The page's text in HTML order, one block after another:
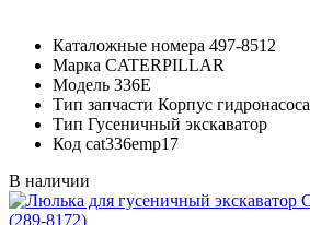
Каталожные номера 497-8512
Марка CATERPILLAR
Модель 336E
Тип запчасти Корпус гидронасоса
Тип Гусеничный экскаватор
Код cat336emp17
В наличии